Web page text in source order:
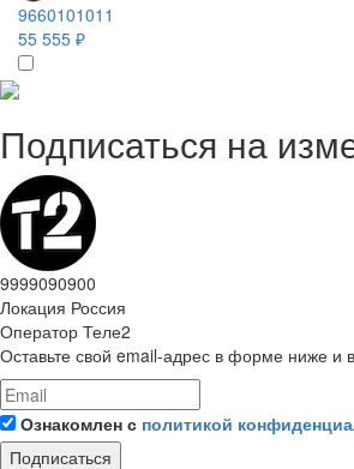
9660101011
55 555 ₽
Подписаться на
9999090900
Локация Россия
Оператор Теле2
Оставьте свой email-адрес в форме ниже и
Ознакомлен с политикой
Подписаться